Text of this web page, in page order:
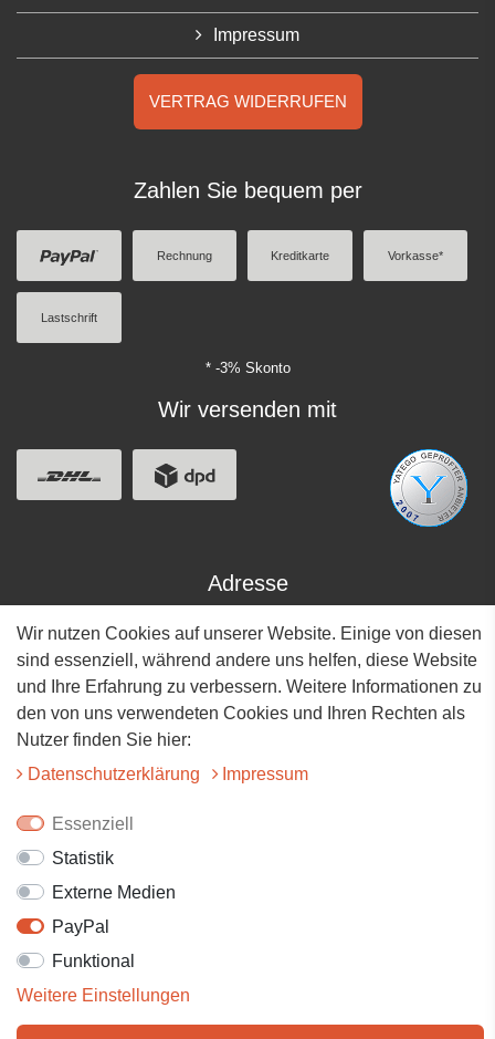
Impressum
VERTRAG WIDERRUFEN
Zahlen Sie bequem per
Rechnung Kreditkarte Vorkasse*
Lastschrift
* -3% Skonto
Wir versenden mit
Adresse
Hauptstrasse 34
73117 Wangen
info@tiervitalshop.de
Wir nutzen Cookies auf unserer Website. Einige von diesen
sind essenziell, während andere uns helfen, diese Website
und Ihre Erfahrung zu verbessern. Weitere Informationen zu
den von uns verwendeten Cookies und Ihren Rechten als
Nutzer finden Sie hier:
Daten­schutz­erklärung
Impressum
Essenziell
Statistik
Externe Medien
PayPal
Funktional
Weitere Einstellungen